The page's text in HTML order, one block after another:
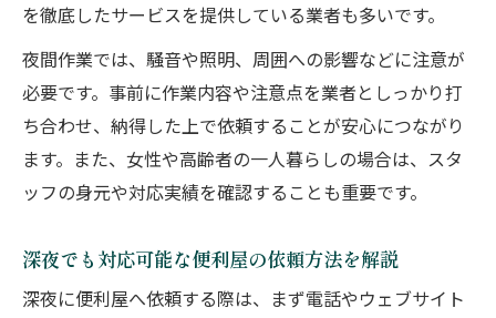
を徹底したサービスを提供している業者も多いです。
夜間作業では、騒音や照明、周囲への影響などに注意が
必要です。事前に作業内容や注意点を業者としっかり打
ち合わせ、納得した上で依頼することが安心につながり
ます。また、女性や高齢者の一人暮らしの場合は、スタ
ッフの身元や対応実績を確認することも重要です。
深夜でも対応可能な便利屋の依頼方法を解説
深夜に便利屋へ依頼する際は、まず電話やウェブサイト